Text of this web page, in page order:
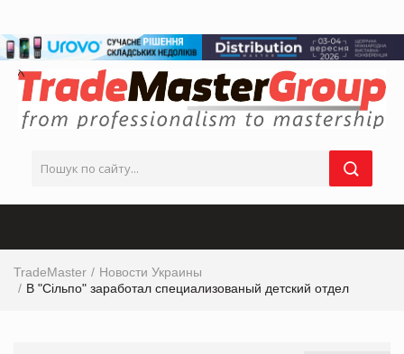
TradeMaster
Новости Украины
В "Сільпо" заработал специализованый детский отдел